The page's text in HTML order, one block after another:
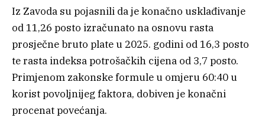
Iz Zavoda su pojasnili da je konačno usklađivanje
od 11,26 posto izračunato na osnovu rasta
prosječne bruto plate u 2025. godini od 16,3 posto
te rasta indeksa potrošačkih cijena od 3,7 posto.
Primjenom zakonske formule u omjeru 60:40 u
korist povoljnijeg faktora, dobiven je konačni
procenat povećanja.